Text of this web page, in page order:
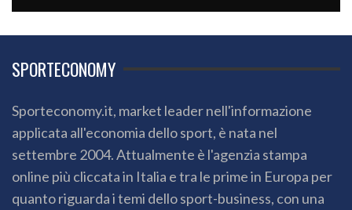
SPORTECONOMY
Sporteconomy.it, market leader nell'informazione
applicata all'economia dello sport, è nata nel
settembre 2004. Attualmente è l'agenzia stampa
online più cliccata in Italia e tra le prime in Europa per
quanto riguarda i temi dello sport-business, con una